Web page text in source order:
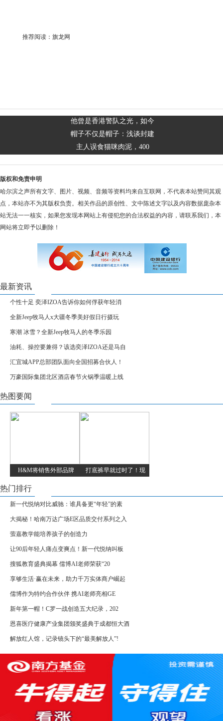
推荐阅读： 旗龙网
他曾是香港警队之光，如今
帽子不仅是帽子：浅谈封建
主人误食猫咪肉泥，400
版权和免责申明
哈尔滨之声所有文字、图片、视频、音频等资料均来自互联网，不代表本站赞同其观
点，本站亦不为其版权负责。相关作品的原创性、文中陈述文字以及内容数据庞杂本
站无法一一核实，如果您发现本网站上有侵犯您的合法权益的内容，请联系我们，本
网站将立即予以删除！
最新资讯
个性十足 奕泽IZOA告诉你如何俘获年轻消
全新Jeep牧马人x大疆冬季美好假日行摄玩
寒潮 冰雪？全新Jeep牧马人的冬季乐园
油耗、操控要兼得？该选奕泽IZOA还是马自
汇宜城APP总部团队面向全国招募合伙人！
万豪国际集团北区酒店春节火锅季温暖上线
热图要闻
H&M将销售外部品牌 打底裤早就过时了！现
热门排行
新一代悦纳对比威驰：谁具备更“年轻”的素
大揭秘！哈南万达广场E区品质交付系列之入
萤嘉教学能培养孩子的创造力
让90后年轻人痛点变爽点！新一代悦纳叫板
搜狐教育盛典揭幕 儒博AI老师荣获“20
享够生活·赢在未来，助力千万实体商户崛起
儒博作为特约合作伙伴 携AI老师亮相GE
新年第一帽！C罗一战创造五大纪录，202
恩喜医疗健康产业集团颁奖盛典于成都恒大酒
解放红人馆，记录镜头下的“最美解放人”!